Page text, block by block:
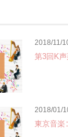
2018/11/
第3回K
2018/01/
東京音楽